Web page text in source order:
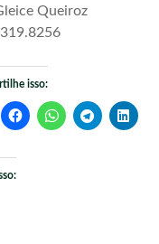
Queiroz
isso: